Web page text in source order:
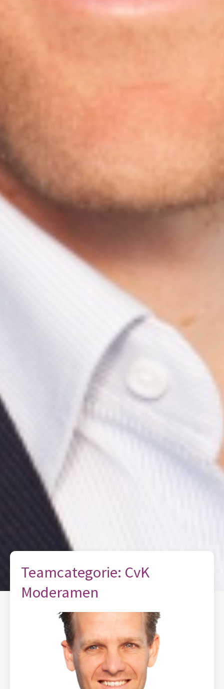
Teamcategorie: CvK
Moderamen